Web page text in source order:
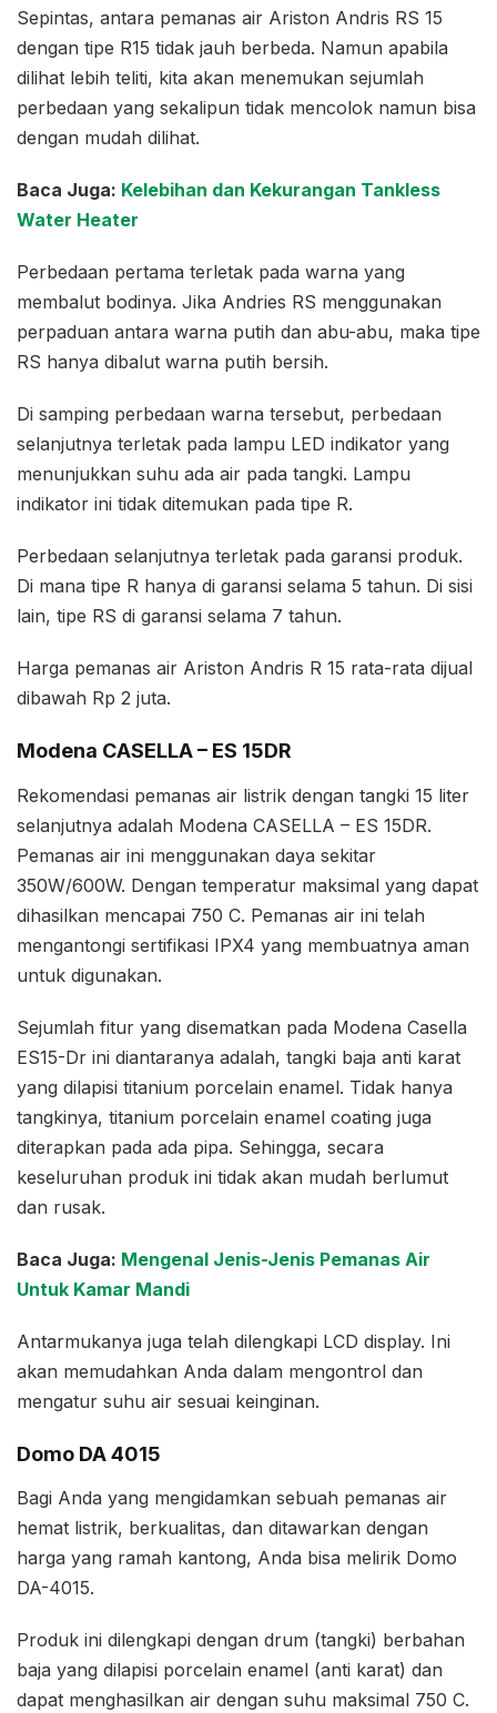
Sepintas, antara pemanas air Ariston Andris RS 15
dengan tipe R15 tidak jauh berbeda. Namun apabila
dilihat lebih teliti, kita akan menemukan sejumlah
perbedaan yang sekalipun tidak mencolok namun bisa
dengan mudah dilihat.
Baca Juga: Kelebihan dan Kekurangan Tankless
Water Heater
Perbedaan pertama terletak pada warna yang
membalut bodinya. Jika Andries RS menggunakan
perpaduan antara warna putih dan abu-abu, maka tipe
RS hanya dibalut warna putih bersih.
Di samping perbedaan warna tersebut, perbedaan
selanjutnya terletak pada lampu LED indikator yang
menunjukkan suhu ada air pada tangki. Lampu
indikator ini tidak ditemukan pada tipe R.
Perbedaan selanjutnya terletak pada garansi produk.
Di mana tipe R hanya di garansi selama 5 tahun. Di sisi
lain, tipe RS di garansi selama 7 tahun.
Harga pemanas air Ariston Andris R 15 rata-rata dijual
dibawah Rp 2 juta.
Modena CASELLA – ES 15DR
Rekomendasi pemanas air listrik dengan tangki 15 liter
selanjutnya adalah Modena CASELLA – ES 15DR.
Pemanas air ini menggunakan daya sekitar
350W/600W. Dengan temperatur maksimal yang dapat
dihasilkan mencapai 750 C. Pemanas air ini telah
mengantongi sertifikasi IPX4 yang membuatnya aman
untuk digunakan.
Sejumlah fitur yang disematkan pada Modena Casella
ES15-Dr ini diantaranya adalah, tangki baja anti karat
yang dilapisi titanium porcelain enamel. Tidak hanya
tangkinya, titanium porcelain enamel coating juga
diterapkan pada ada pipa. Sehingga, secara
keseluruhan produk ini tidak akan mudah berlumut
dan rusak.
Baca Juga: Mengenal Jenis-Jenis Pemanas Air
Untuk Kamar Mandi
Antarmukanya juga telah dilengkapi LCD display. Ini
akan memudahkan Anda dalam mengontrol dan
mengatur suhu air sesuai keinginan.
Domo DA 4015
Bagi Anda yang mengidamkan sebuah pemanas air
hemat listrik, berkualitas, dan ditawarkan dengan
harga yang ramah kantong, Anda bisa melirik Domo
DA-4015.
Produk ini dilengkapi dengan drum (tangki) berbahan
baja yang dilapisi porcelain enamel (anti karat) dan
dapat menghasilkan air dengan suhu maksimal 750 C.